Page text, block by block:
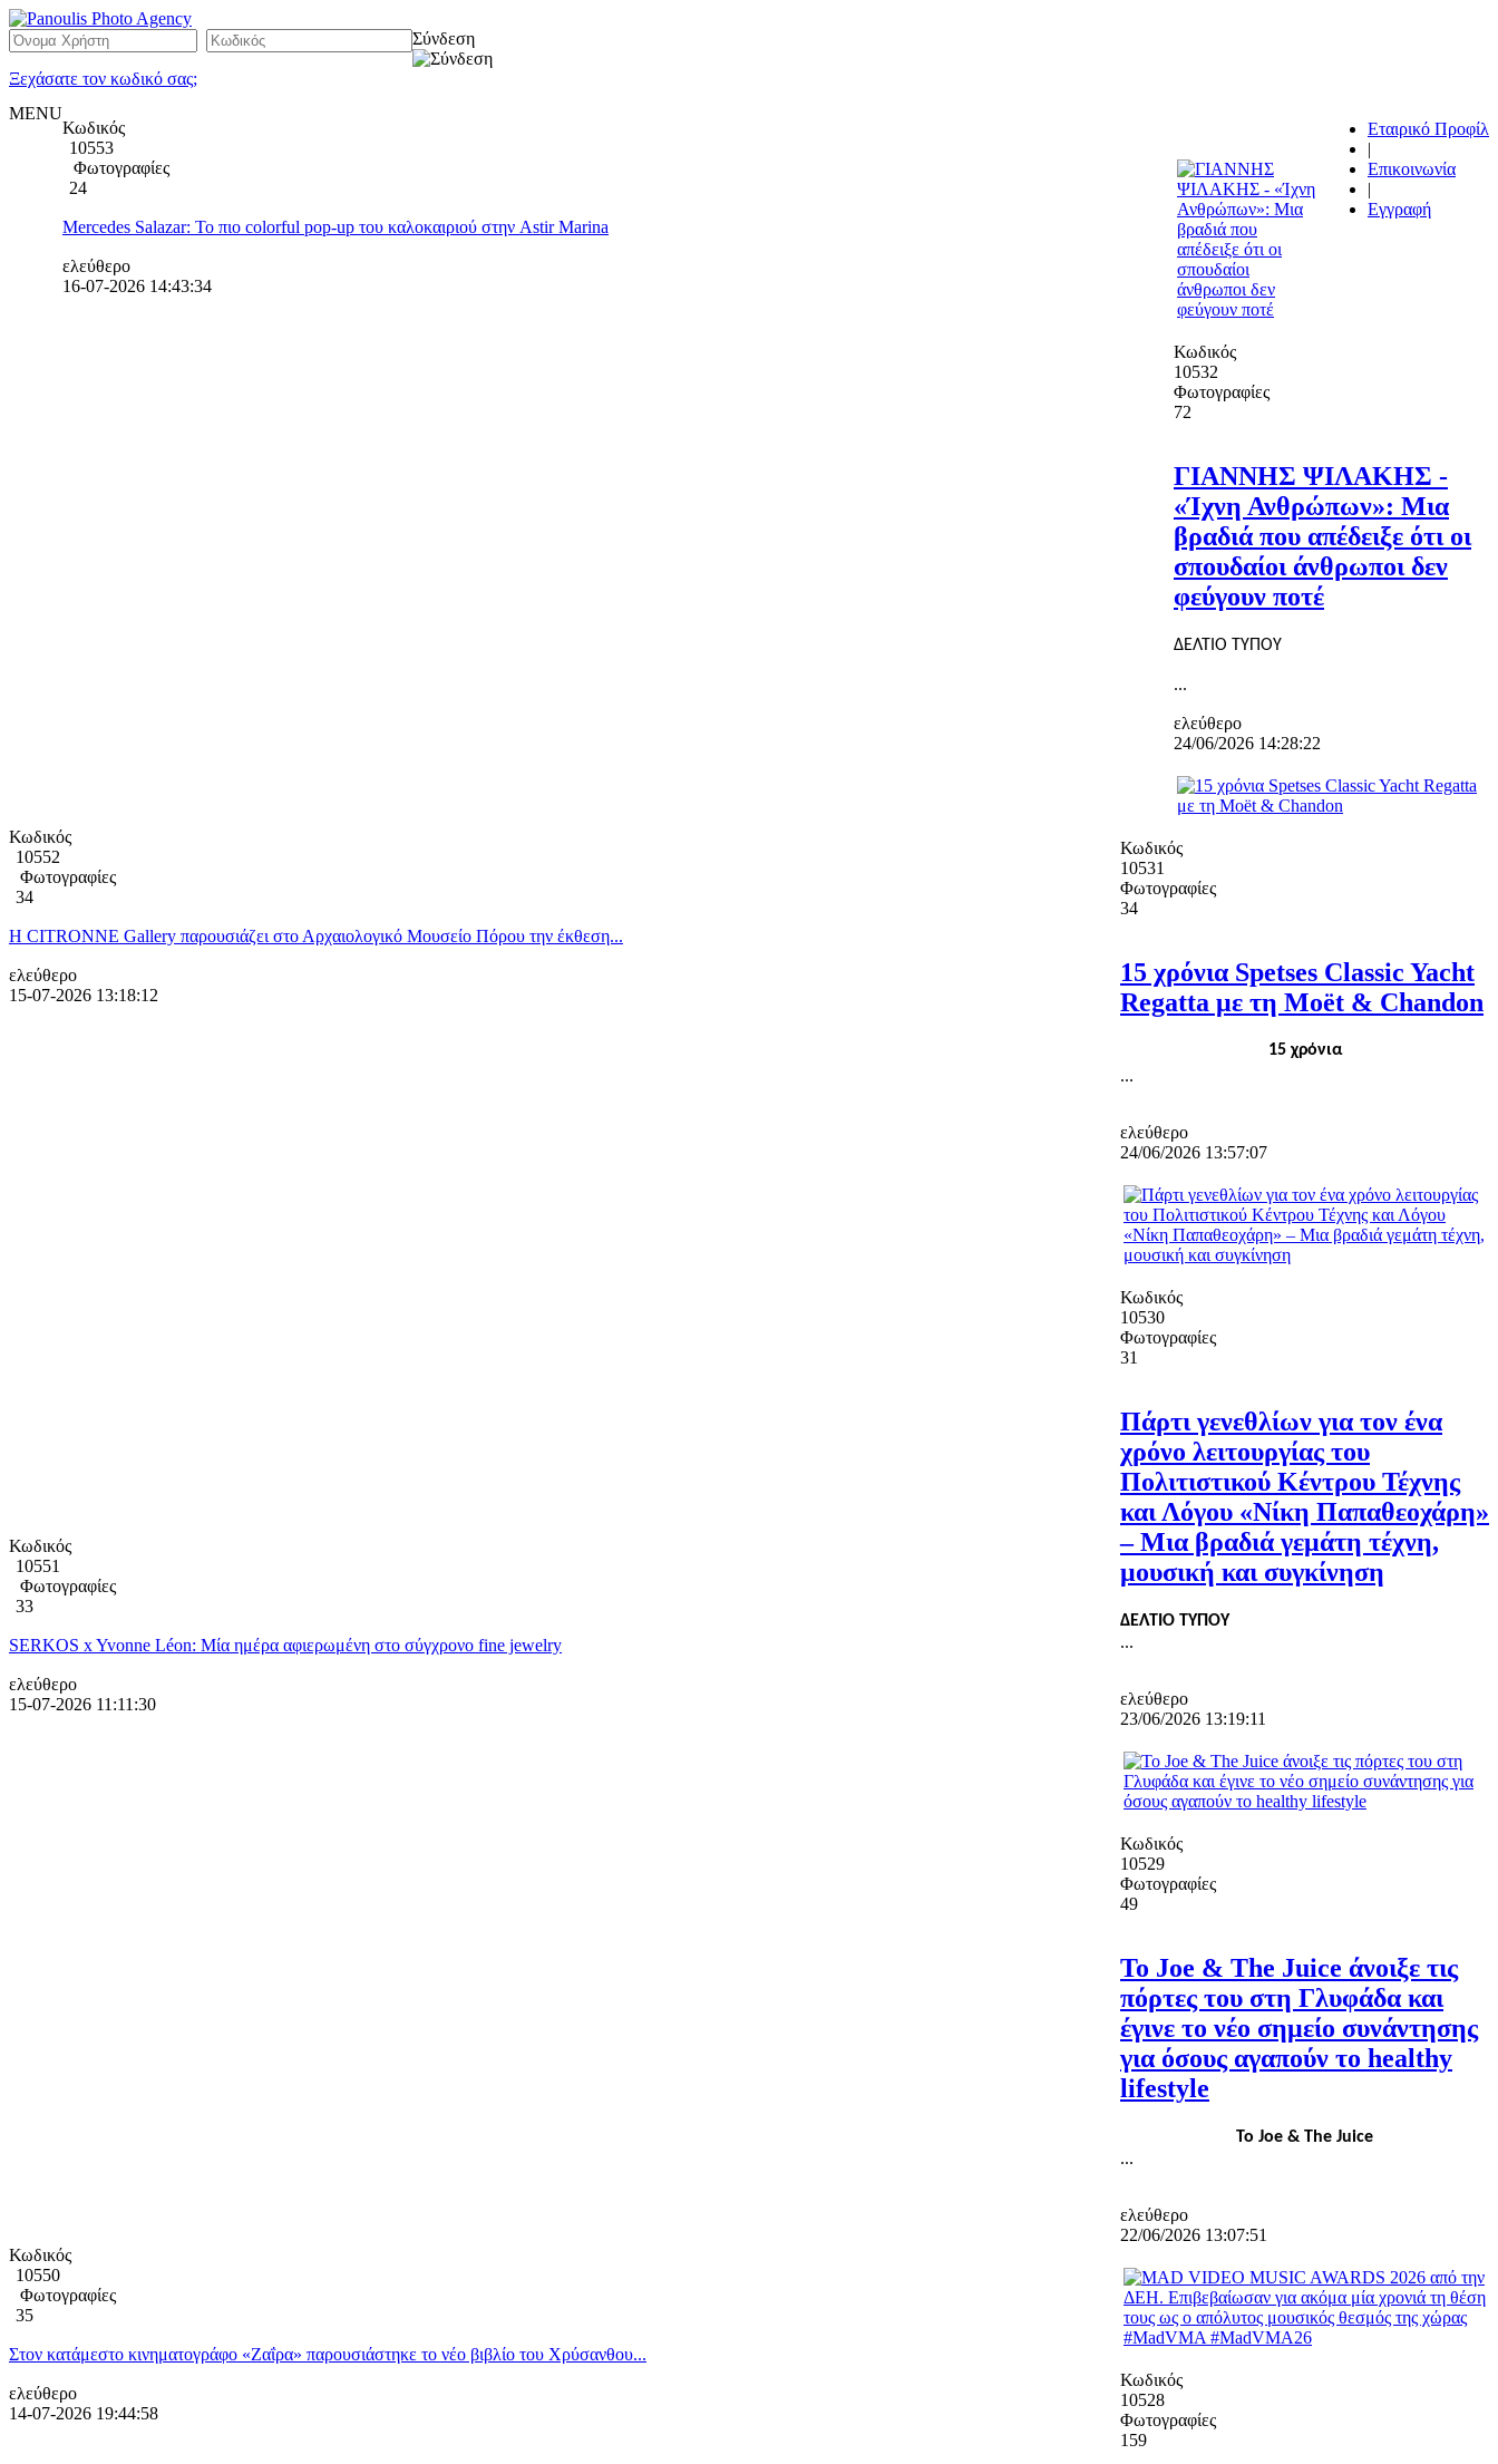
Σύνδεση
Ξεχάσατε τον κωδικό σας;
MENU
Εταιρικό Προφίλ
|
Επικοινωνία
|
Εγγραφή
Κωδικός
10553
Φωτογραφίες
24
Mercedes Salazar: Το πιο colorful pop-up του καλοκαιριού στην Astir Marina
ελεύθερο
16-07-2026 14:43:34
Κωδικός
10552
Φωτογραφίες
34
Η CITRONNE Gallery παρουσιάζει στο Αρχαιολογικό Μουσείο Πόρου την έκθεση...
ελεύθερο
15-07-2026 13:18:12
Κωδικός
10551
Φωτογραφίες
33
SERKOS x Yvonne Léon: Μία ημέρα αφιερωμένη στο σύγχρονο fine jewelry
ελεύθερο
15-07-2026 11:11:30
Κωδικός
10550
Φωτογραφίες
35
Στον κατάμεστο κινηματογράφο «Ζαΐρα» παρουσιάστηκε το νέο βιβλίο του Χρύσανθου...
ελεύθερο
14-07-2026 19:44:58
Κωδικός
10532
Φωτογραφίες
72
ΓΙΑΝΝΗΣ ΨΙΛΑΚΗΣ -
«Ίχνη Ανθρώπων»: Μια
βραδιά που απέδειξε ότι οι
σπουδαίοι άνθρωποι δεν
φεύγουν ποτέ
ΔΕΛΤΙΟ ΤΥΠΟΥ
...
ελεύθερο
24/06/2026 14:28:22
Κωδικός
10531
Φωτογραφίες
34
15 χρόνια Spetses Classic Yacht
Regatta με τη Moët & Chandon
15 χρόνια
...
ελεύθερο
24/06/2026 13:57:07
Κωδικός
10530
Φωτογραφίες
31
Πάρτι γενεθλίων για τον ένα
χρόνο λειτουργίας του
Πολιτιστικού Κέντρου Τέχνης
και Λόγου «Νίκη Παπαθεοχάρη»
– Μια βραδιά γεμάτη τέχνη,
μουσική και συγκίνηση
ΔΕΛΤΙΟ ΤΥΠΟΥ
...
ελεύθερο
23/06/2026 13:19:11
Κωδικός
10529
Φωτογραφίες
49
Το Joe & The Juice άνοιξε τις
πόρτες του στη Γλυφάδα και
έγινε το νέο σημείο συνάντησης
για όσους αγαπούν το healthy
lifestyle
Το Joe & The Juice
...
ελεύθερο
22/06/2026 13:07:51
Κωδικός
10528
Φωτογραφίες
159